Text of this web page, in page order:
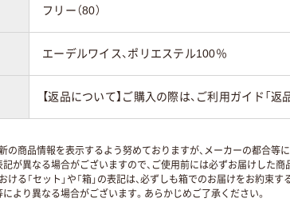
フリー（80）
エーデルワイス、ポリエステル100％
【返品について】ご購入の際は、ご利用ガイド「
の商品情報を表示するよう努めておりますが、メーカーの都合等に
が異なる場合がございますので、ご使用前には必ずお届けした
ける「セット」や「箱」の表記は、必ずしも箱でのお届けをお約束す
より異なる場合がございます。あらかじめご了承ください。